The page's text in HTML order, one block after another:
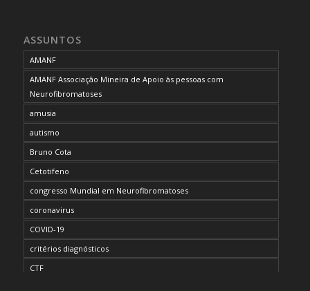
ASSUNTOS
AMANF
AMANF Associação Mineira de Apoio às pessoas com
Neurofibromatoses
amusia
autismo
Bruno Cota
Cetotifeno
congresso Mundial em Neurofibromatoses
coronavirus
COVID-19
critérios diagnósticos
CTF